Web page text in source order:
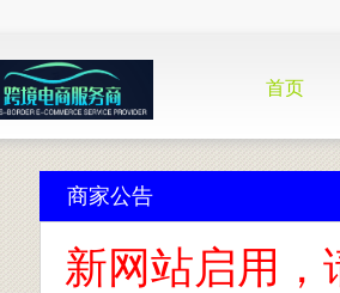
首页
商家公告
新网站启用，